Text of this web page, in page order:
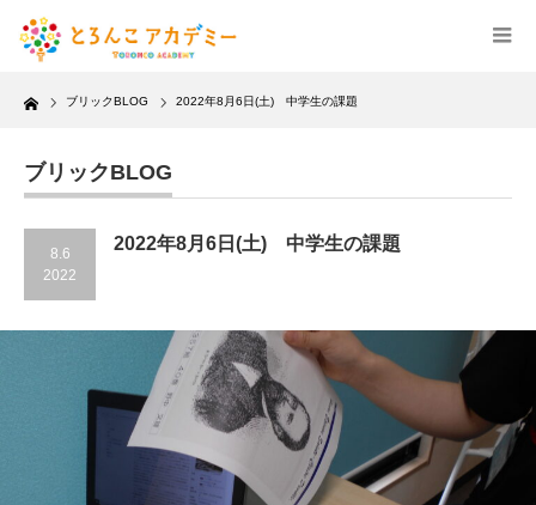
Home ブリックBLOG 2022年8月6日(土) 中学生の課題
ブリックBLOG
8.6
2022
2022年8月6日(土) 中学生の課題